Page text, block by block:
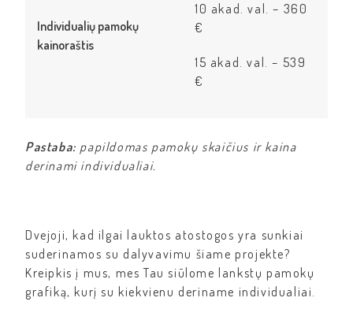
Individualių pamokų
kainoraštis
10 akad. val. – 360
€
15 akad. val. – 539
€
Pastaba: papildomas pamokų skaičius ir kaina
derinami individualiai.
Dvejoji, kad ilgai lauktos atostogos yra sunkiai
suderinamos su dalyvavimu šiame projekte?
Kreipkis į mus, mes Tau siūlome lankstų pamokų
grafiką, kurį su kiekvienu deriname individualiai.